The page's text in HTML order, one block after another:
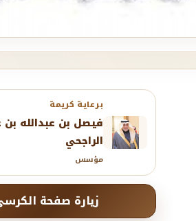
برعاية كريمة
فيصل بن عبدالله بن
الراجحي
مؤسس
زيارة صفحة